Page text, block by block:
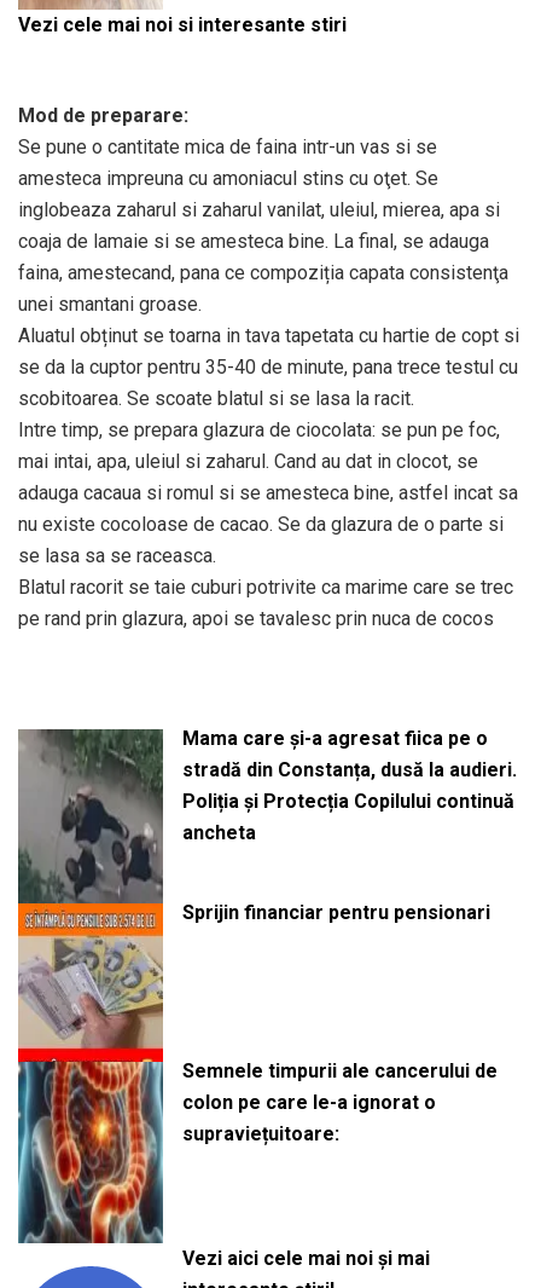
Vezi cele mai noi si interesante stiri
Mod de preparare:
Se pune o cantitate mica de faina intr-un vas si se
amesteca impreuna cu amoniacul stins cu oţet. Se
inglobeaza zaharul si zaharul vanilat, uleiul, mierea, apa si
coaja de lamaie si se amesteca bine. La final, se adauga
faina, amestecand, pana ce compoziția capata consistenţa
unei smantani groase.
Aluatul obținut se toarna in tava tapetata cu hartie de copt si
se da la cuptor pentru 35-40 de minute, pana trece testul cu
scobitoarea. Se scoate blatul si se lasa la racit.
Intre timp, se prepara glazura de ciocolata: se pun pe foc,
mai intai, apa, uleiul si zaharul. Cand au dat in clocot, se
adauga cacaua si romul si se amesteca bine, astfel incat sa
nu existe cocoloase de cacao. Se da glazura de o parte si
se lasa sa se raceasca.
Blatul racorit se taie cuburi potrivite ca marime care se trec
pe rand prin glazura, apoi se tavalesc prin nuca de cocos
Mama care și-a agresat fiica pe o
stradă din Constanța, dusă la audieri.
Poliția și Protecția Copilului continuă
ancheta
Sprijin financiar pentru pensionari
Semnele timpurii ale cancerului de
colon pe care le-a ignorat o
supraviețuitoare:
Vezi aici cele mai noi și mai